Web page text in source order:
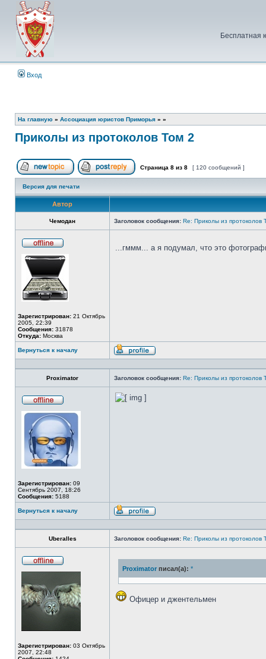
Бесплатная
Вход
На главную » Ассоциация юристов Приморья » »
Приколы из протоколов Том 2
Начать новую тему Ответить на тему
Страница 8 из 8 [ 120 сообщений ]
Версия для печати
Автор
Чемодан Заголовок сообщения: Re: Приколы из протоколов
в
сети
Зарегистрирован: 21 Октябрь
2005, 22:39
Сообщения: 31878
Откуда: Москва
...гммм... а я подумал, что это
Вернуться к началу
Профиль
Proximator Заголовок сообщения: Re: Приколы из протоколов
в
сети
Зарегистрирован: 09
Сентябрь 2007, 18:26
Сообщения: 5188
Вернуться к началу
Профиль
Uberalles Заголовок сообщения: Re: Приколы из протоколов
сети
Зарегистрирован: 03 Октябрь
2007, 22:48
Proximator писал(а): *
Офицер и джентельмен